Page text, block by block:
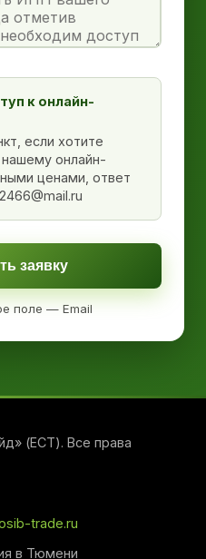
к онлайн-
если хотите
нашему онлайн-
ценами, ответ
заявку
поле — Email
(ЕСТ). Все права
trade.ru
в Тюмени